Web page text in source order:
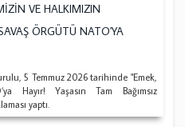
VE HALKIMIZIN
ÖRGÜTÜ NATO'YA
5 Temmuz 2026 tarihinde "Emek,
Hayır! Yaşasın Tam Bağımsız
yaptı.